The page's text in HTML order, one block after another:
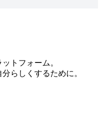
トフォーム。
らしくするために。